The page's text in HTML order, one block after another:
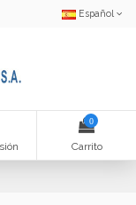
Español
0
Carrito